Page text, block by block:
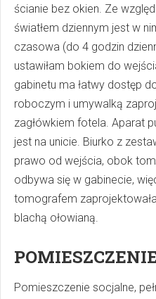
ścianie bez okien. Ze
światłem dziennym jest w
czasowa (do 4 godzin
ustawiłam bokiem do
gabinetu ma łatwy dostęp
roboczym i umywalką
zagłówkiem fotela. Aparat
jest na unicie. Biurko z
prawo od wejścia, obok
odbywa się w gabinecie,
tomografem
blachą ołowianą.
Pomieszczenie socjalne,